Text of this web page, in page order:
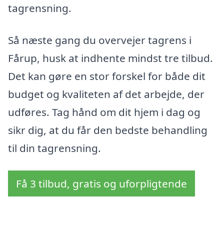
tagrensning.
Så næste gang du overvejer tagrens i
Fårup, husk at indhente mindst tre tilbud.
Det kan gøre en stor forskel for både dit
budget og kvaliteten af det arbejde, der
udføres. Tag hånd om dit hjem i dag og
sikr dig, at du får den bedste behandling
til din tagrensning.
Få 3 tilbud, gratis og uforpligtende